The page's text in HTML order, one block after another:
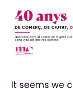
It seems we